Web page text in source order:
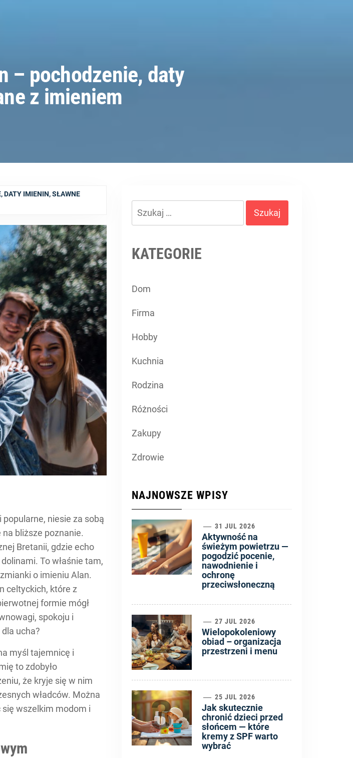
– pochodzenie, daty
z imieniem
DATY IMIENIN, SŁAWNE
niesie za sobą
bliższe poznanie.
Bretanii, gdzie echo
To właśnie tam,
o imieniu Alan.
celtyckich, które z
formie mógł
spokoju i
ucha?
myśl tajemnicę i
to zdobyło
że kryje się w nim
władców. Można
się wszelkim modom i
Szukaj:
KATEGORIE
Dom
Firma
Hobby
Kuchnia
Rodzina
Różności
Zakupy
Zdrowie
NAJNOWSZE WPISY
1 31 JUL 2026
Aktywność na
świeżym powietrzu —
pogodzić pocenie,
nawodnienie i
ochronę
przeciwsłoneczną
2 27 JUL 2026
Wielopokoleniowy
obiad – organizacja
przestrzeni i menu
3 25 JUL 2026
Jak skutecznie
chronić dzieci przed
słońcem — które
kremy z SPF warto
wybrać